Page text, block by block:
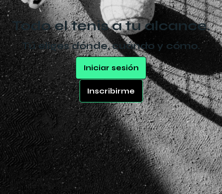
Todo el tenis a tu alcance.
Tú eliges dónde, cuándo y cómo.
Iniciar sesión
Inscribirme